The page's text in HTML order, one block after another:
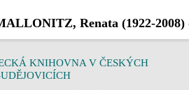
KNIHOVNA V ČESKÝCH
Renata (1922-